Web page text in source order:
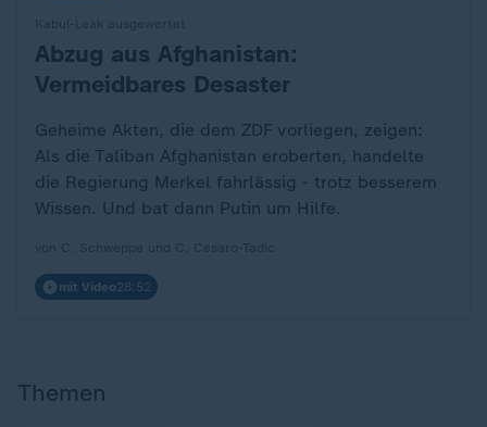
:
Abzug aus Afghanistan:
Vermeidbares Desaster
Geheime Akten, die dem ZDF vorliegen, zeigen:
Als die Taliban Afghanistan eroberten, handelte
die Regierung Merkel fahrlässig - trotz besserem
Wissen. Und bat dann Putin um Hilfe.
mit Video28:52
Themen